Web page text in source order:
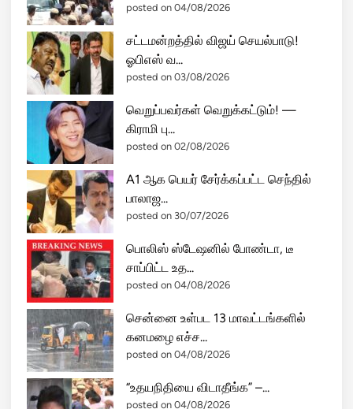
posted on 04/08/2026
சட்டமன்றத்தில் விஜய் செயல்பாடு!
ஓபிஎஸ் வ...
posted on 03/08/2026
வெறுப்பவர்கள் வெறுக்கட்டும்! —
கிராமி பு...
posted on 02/08/2026
A1 ஆக பெயர் சேர்க்கப்பட்ட செந்தில்
பாலாஜ...
posted on 30/07/2026
பொலிஸ் ஸ்டேஷனில் போண்டா, டீ
சாப்பிட்ட உத...
posted on 04/08/2026
சென்னை உள்பட 13 மாவட்டங்களில்
கனமழை எச்ச...
posted on 04/08/2026
“உதயநிதியை விடாதீங்க” –...
posted on 04/08/2026